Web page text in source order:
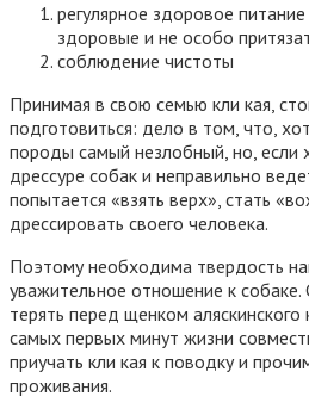
регулярное здоровое
здоровые и не особо
соблюдение чистоты
Принимая в свою семью кли кая,
подготовиться: дело в том, что,
породы самый незлобный, но, если
дрессуре собак и неправильно
попытается «взять верх», стать
дрессировать своего человека.
Поэтому необходима твердость
уважительное отношение к собаке.
терять перед щенком аляскинского
самых первых минут жизни
приучать кли кая к поводку и
проживания.